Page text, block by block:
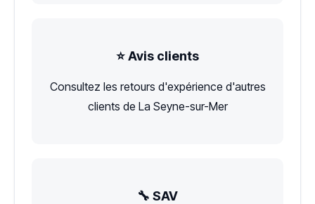
⭐ Avis clients
Consultez les retours d'expérience d'autres
clients de La Seyne-sur-Mer
🔧 SAV